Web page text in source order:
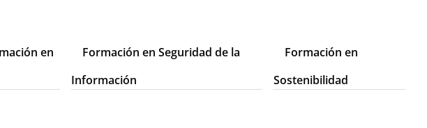
en
Formación en Seguridad de la
Información
Formación en
Sostenibilidad